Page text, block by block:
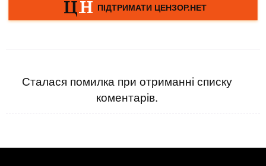
Сталася помилка при отриманні списку
коментарів.